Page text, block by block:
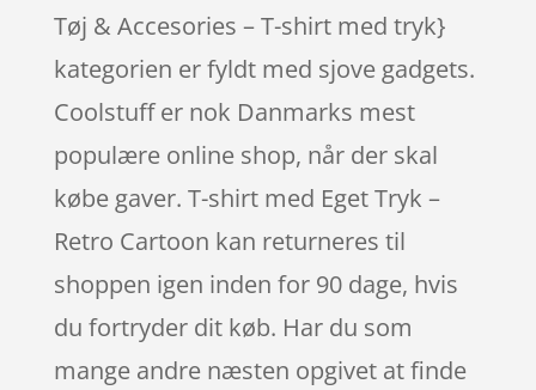
Tøj & Accesories – T-shirt med tryk}
kategorien er fyldt med sjove gadgets.
Coolstuff er nok Danmarks mest
populære online shop, når der skal
købe gaver. T-shirt med Eget Tryk –
Retro Cartoon kan returneres til
shoppen igen inden for 90 dage, hvis
du fortryder dit køb. Har du som
mange andre næsten opgivet at finde